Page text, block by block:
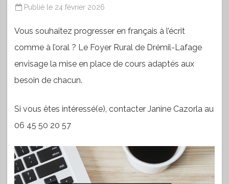
Publié le 24 février 2026
Vous souhaitez progresser en français à l’écrit
comme à l’oral ? Le Foyer Rural de Drémil-Lafage
envisage la mise en place de cours adaptés aux
besoin de chacun.
Si vous êtes intéressé(e), contacter Janine Cazorla au
06 45 50 20 57